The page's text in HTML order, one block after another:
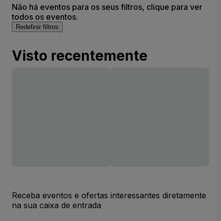
Não há eventos para os seus filtros, clique para ver
todos os eventos.
Redefinir filtros
Visto recentemente
Receba eventos e ofertas interessantes diretamente
na sua caixa de entrada